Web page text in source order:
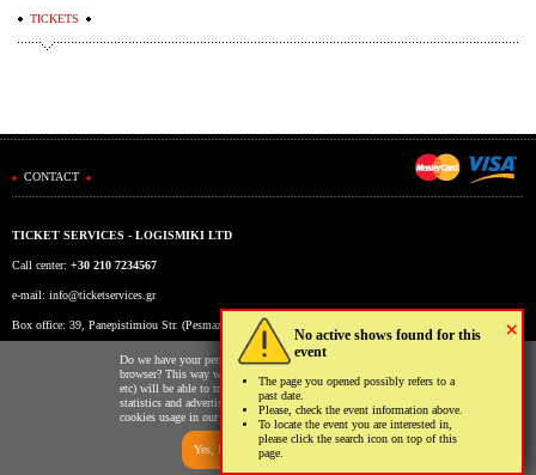
×
No active shows found for this
event
The page you opened possibly refers to a
past date.
Please, check the event information above.
To locate the event you are interested in,
please click the search icon on top of this
page.
TICKETS
CONTACT
TICKET SERVICES - LOGISMIKI LTD
Call center: +30 210 7234567
e-mail: info@ticketservices.gr
Box office: 39, Panepistimiou Str. (Pesmazoglou Arc), Athens, Greece
Working hours: Mon-Fri: 9am-5pmDo we have your permission to store cookies to your
browser? This way we and third parties (Google, Facebook
etc) will be able to track your usage of our website for
statistics and advertising reasons. You may read more on the
cookies usage in our website clickinghere.
Yes, I allow